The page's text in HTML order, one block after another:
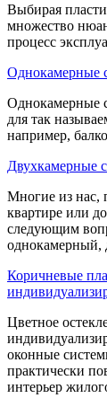
Выбирая
множество
процесс
Однокамерные
Однокамерные
для так
например,
Двухкамерные
Многие из нас,
квартире или
следующим
однокамерный,
Коричневые
Цветное
оконные
практически
интерьер